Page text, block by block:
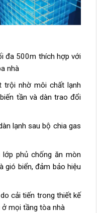
đa 500m thích hợp với
nhà
trội nhờ môi chất lạnh
tần và dàn trao đổi
lạnh sau bộ chia gas
phủ chống ăn mòn
gió biển, đảm bảo hiệu
cải tiến trong thiết kế
mọi tầng tòa nhà